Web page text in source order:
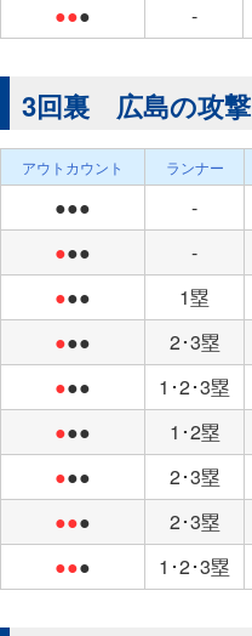
●●● -
3回裏 広島の攻撃
アウトカウント ランナー
●●● -
●●● -
●●● 1塁
●●● 2･3塁
●●● 1･2･3塁
●●● 1･2塁
●●● 2･3塁
●●● 2･3塁
●●● 1･2･3塁